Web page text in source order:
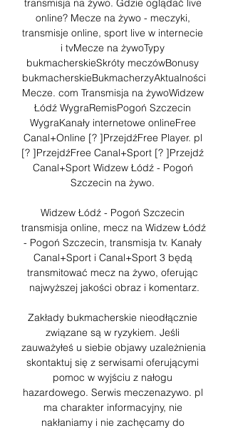
transmisja na żywo. Gdzie oglądać live
online? Mecze na żywo - meczyki,
transmisje online, sport live w internecie
i tvMecze na żywoTypy
bukmacherskieSkróty meczówBonusy
bukmacherskieBukmacherzyAktualności
Mecze. com ﻿Transmisja na żywoWidzew
Łódź WygraRemisPogoń Szczecin
WygraKanały internetowe onlineFree
Canal+Online [? ]PrzejdźFree Player. pl
[? ]PrzejdźFree Canal+Sport [? ]Przejdź
Canal+Sport Widzew Łódź - Pogoń
Szczecin na żywo.
Widzew Łódź - Pogoń Szczecin
transmisja online, mecz na Widzew Łódź
- Pogoń Szczecin, transmisja tv. Kanały
Canal+Sport i Canal+Sport 3 będą
transmitować mecz na żywo, oferując
najwyższej jakości obraz i komentarz.
Zakłady bukmacherskie nieodłącznie
związane są w ryzykiem. Jeśli
zauważyłeś u siebie objawy uzależnienia
skontaktuj się z serwisami oferującymi
pomoc w wyjściu z nałogu
hazardowego. Serwis meczenazywo. pl
ma charakter informacyjny, nie
nakłaniamy i nie zachęcamy do